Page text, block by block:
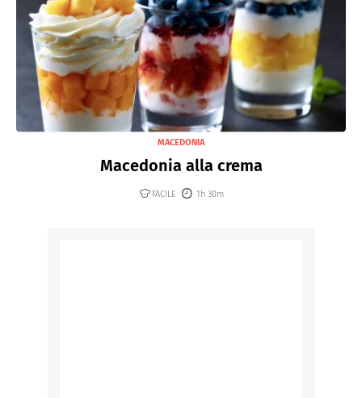
MACEDONIA
Macedonia alla crema
FACILE 1h 30m